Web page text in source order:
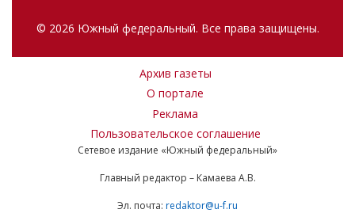
© 2026 Южный федеральный. Все права защищены.
Архив газеты
О портале
Реклама
Пользовательское соглашение
Сетевое издание «Южный федеральный»
Главный редактор – Камаева А.В.
Эл. почта: redaktor@u-f.ru